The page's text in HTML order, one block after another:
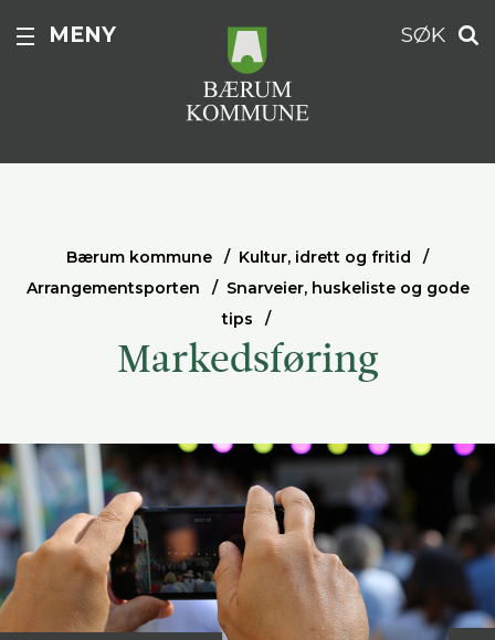
MENY SØK
Bærum kommune
Kultur, idrett og fritid
Arrangementsporten
Snarveier, huskeliste og gode
tips
Markedsføring